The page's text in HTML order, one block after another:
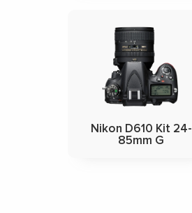
Nikon D610 Kit 24-
85mm G